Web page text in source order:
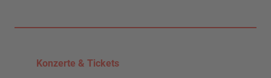
Konzerte & Tickets